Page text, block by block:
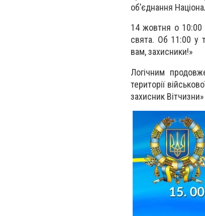
об’єднання
14 жовтня о 10:00
свята. Об 11:00 у
вам, захисники!»
Логічним
території
захисник